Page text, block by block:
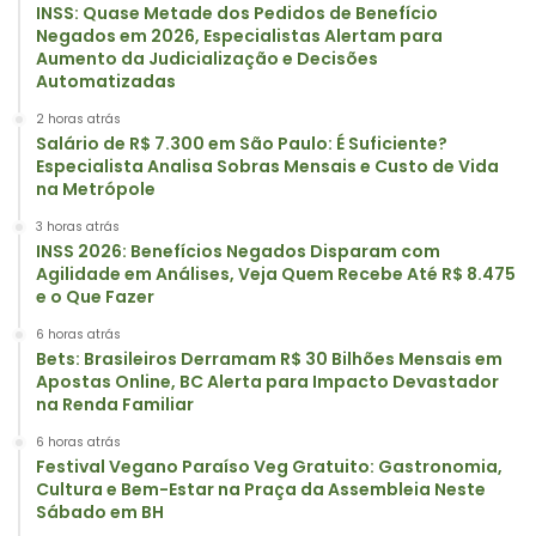
INSS: Quase Metade dos Pedidos de Benefício
Negados em 2026, Especialistas Alertam para
Aumento da Judicialização e Decisões
Automatizadas
2 horas atrás
Salário de R$ 7.300 em São Paulo: É Suficiente?
Especialista Analisa Sobras Mensais e Custo de Vida
na Metrópole
3 horas atrás
INSS 2026: Benefícios Negados Disparam com
Agilidade em Análises, Veja Quem Recebe Até R$ 8.475
e o Que Fazer
6 horas atrás
Bets: Brasileiros Derramam R$ 30 Bilhões Mensais em
Apostas Online, BC Alerta para Impacto Devastador
na Renda Familiar
6 horas atrás
Festival Vegano Paraíso Veg Gratuito: Gastronomia,
Cultura e Bem-Estar na Praça da Assembleia Neste
Sábado em BH